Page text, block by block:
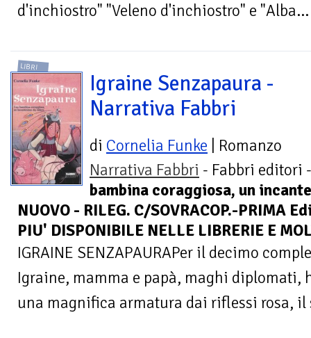
d'inchiostro" "Veleno d'inchiostro" e "Alba...
LIBRI
Igraine Senzapaura -
Narrativa Fabbri
di Cornelia Funke | Romanzo
Narrativa Fabbri - Fabbri editori
bambina coraggiosa, un
NUOVO - RILEG. C/SOVRACOP.-PRIMA
PIU' DISPONIBILE NELLE LIBRERIE E
IGRAINE SENZAPAURAPer il decimo
Igraine, mamma e papà, maghi diplomati,
una magnifica armatura dai riflessi rosa, il